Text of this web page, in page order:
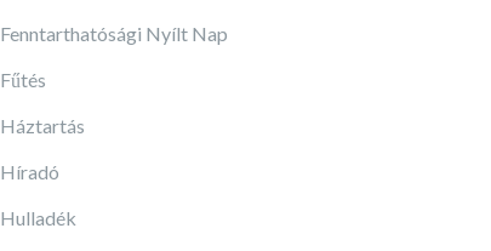
Fenntarthatósági Nyílt Nap
Fűtés
Háztartás
Híradó
Hulladék